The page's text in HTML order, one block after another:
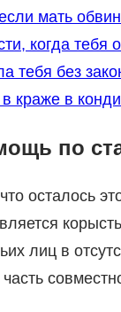
мать
когда тебя
тебя без
краже в
по
осталось
лиц в